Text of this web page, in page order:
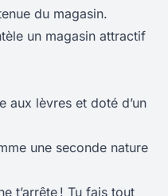
du magasin.
un magasin attractif
aux lèvres et doté d’un
une seconde nature
t’arrête ! Tu fais tout